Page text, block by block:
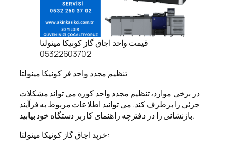
قیمت واحد اجاق گاز کونیکا مینولتا
05322603702
تنظیم مجدد واحد فر کونیکا مینولتا
در برخی موارد، تنظیم مجدد واحد کوره می تواند مشکلات
جزئی را برطرف کند. می توانید اطلاعات مربوط به فرآیند
بازنشانی را در دفترچه راهنمای کاربر دستگاه خود بیابید.
خرید اجاق گاز کونیکا مینولتا: